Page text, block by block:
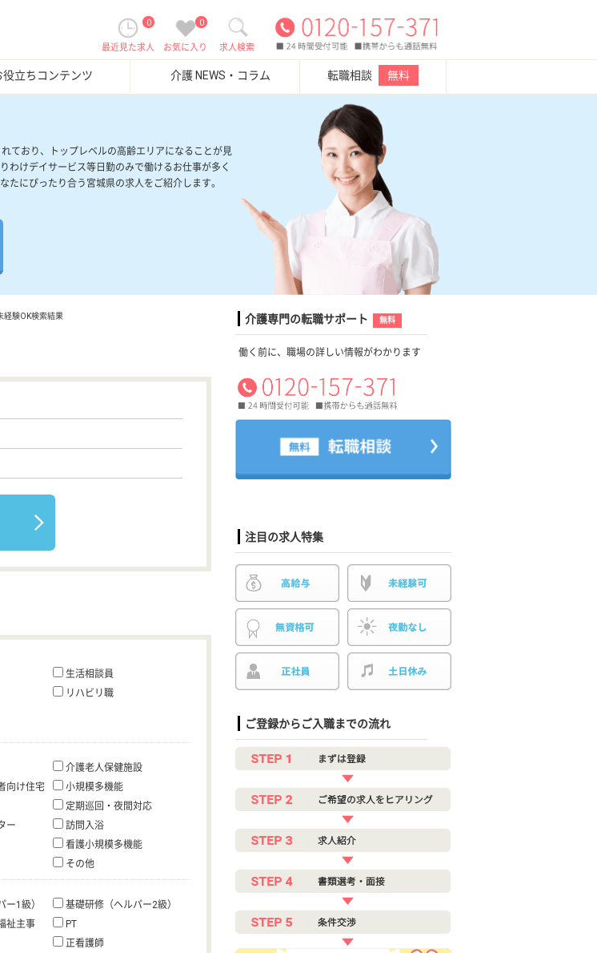
求人検索
0
お気に入り
0
最近見た求人
役立ちコンテンツ 介護 NEWS・コラム 転職相談 無料
ており、トップレベルの高齢エリアになることが見
わけデイサービス等日勤のみで働けるお仕事が多く
にぴったり合う宮城県の求人をご紹介します。
経験OK検索結果
生活相談員
リハビリ職
介護老人保健施設
向け住宅
小規模多機能
定期巡回・夜間対応
ー
訪問入浴
看護小規模多機能
その他
ー1級）
基礎研修（ヘルパー2級）
祉主事
PT
正看護師
介護専門の転職サポート 無料
働く前に、職場の詳しい情報がわかります
注目の求人特集
ご登録からご入職までの流れ